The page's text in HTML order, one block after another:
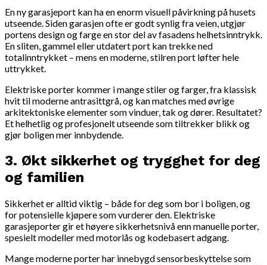
En ny garasjeport kan ha en enorm visuell påvirkning på husets
utseende. Siden garasjen ofte er godt synlig fra veien, utgjør
portens design og farge en stor del av fasadens helhetsinntrykk.
En sliten, gammel eller utdatert port kan trekke ned
totalinntrykket – mens en moderne, stilren port løfter hele
uttrykket.
Elektriske porter kommer i mange stiler og farger, fra klassisk
hvit til moderne antrasittgrå, og kan matches med øvrige
arkitektoniske elementer som vinduer, tak og dører. Resultatet?
Et helhetlig og profesjonelt utseende som tiltrekker blikk og
gjør boligen mer innbydende.
3. Økt sikkerhet og trygghet for deg
og familien
Sikkerhet er alltid viktig – både for deg som bor i boligen, og
for potensielle kjøpere som vurderer den. Elektriske
garasjeporter gir et høyere sikkerhetsnivå enn manuelle porter,
spesielt modeller med motorlås og kodebasert adgang.
Mange moderne porter har innebygd sensorbeskyttelse som